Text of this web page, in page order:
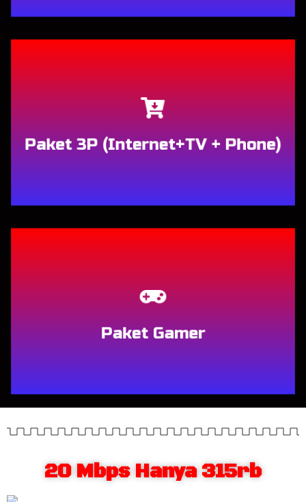
Paket 3P (Internet+TV + Phone)
Paket Gamer
20 Mbps Hanya 315rb